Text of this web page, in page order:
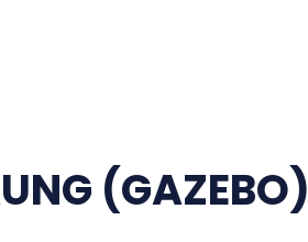
(GAZEBO)